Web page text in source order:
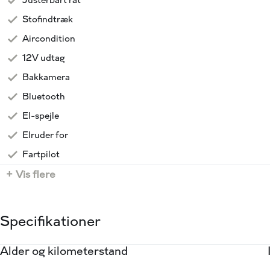
Salgsafdelingen holder åbent:
Søndag kl 11.00 - 16.00
📞64 41 71 14 💻 www.viabiler.dk 📧
Toyota Middelfart
Stofindtræk
Aircondition
12V udtag
Bakkamera
Bluetooth
El-spejle
Elruder for
Fartpilot
+ Vis flere
Specifikationer
Alder og kilometerstand
Motor og ydelse
Rummelighed og mål
Økonomi